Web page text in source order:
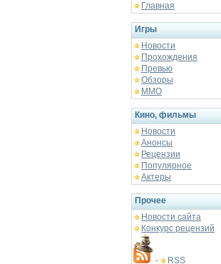
Главная
Игры
Новости
Прохождения
Превью
Обзоры
ММО
Кино, фильмы
Новости
Анонсы
Рецензии
Популярное
Актеры
Прочее
Новости сайта
Конкурс рецензий
- RSS